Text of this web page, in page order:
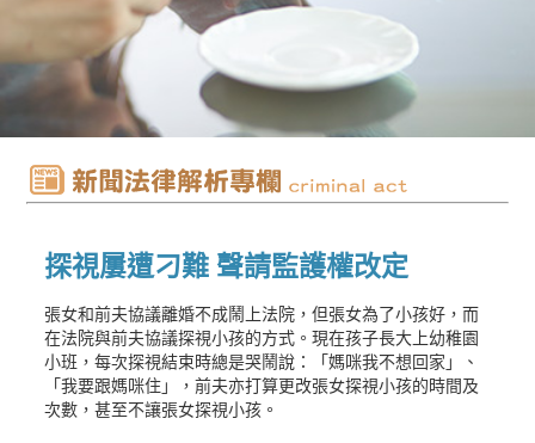
探視屢遭刁難 聲請監護權改定
張女和前夫協議離婚不成鬧上法院，但張女為了小孩好，而
在法院與前夫協議探視小孩的方式。現在孩子長大上幼稚園
小班，每次探視結束時總是哭鬧說：「媽咪我不想回家」、
「我要跟媽咪住」，前夫亦打算更改張女探視小孩的時間及
次數，甚至不讓張女探視小孩。